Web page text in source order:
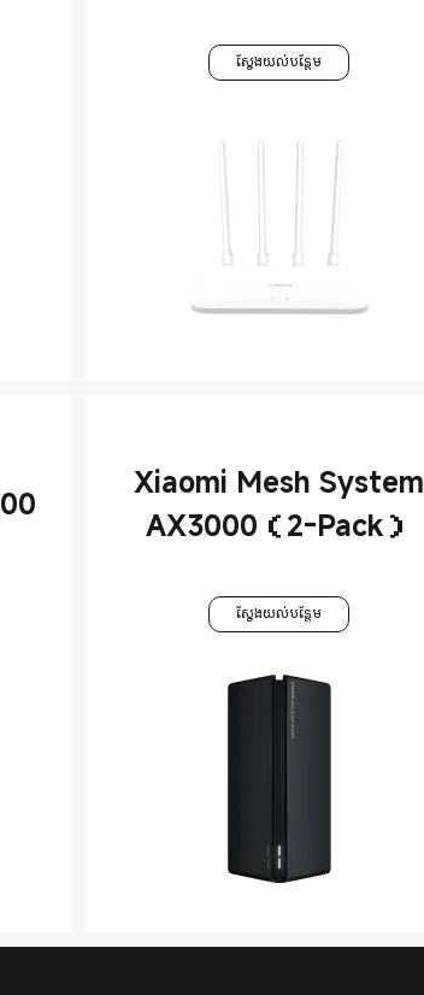
ស្វែងយល់បន្ថែម
Xiaomi Mesh System
AX3000（2-Pack）
ស្វែងយល់បន្ថែម